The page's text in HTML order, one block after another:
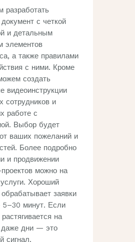
с четкой
и детальным
элементов
а также правилами
с ними. Кроме
создать
видеоинструкции
сотрудников и
работе с
Выбор будет
ваших пожеланий и
Более подробно
и продвижении
можно на
Хороший
заявки
5–30 минут. Если
на
дни — это
сигнал.